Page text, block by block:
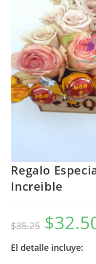
Regalo
Increible
$35.25 $
El detalle incluye: